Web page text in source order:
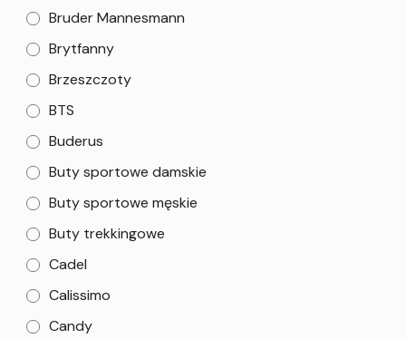
Bruder Mannesmann
Brytfanny
Brzeszczoty
BTS
Buderus
Buty sportowe damskie
Buty sportowe męskie
Buty trekkingowe
Cadel
Calissimo
Candy